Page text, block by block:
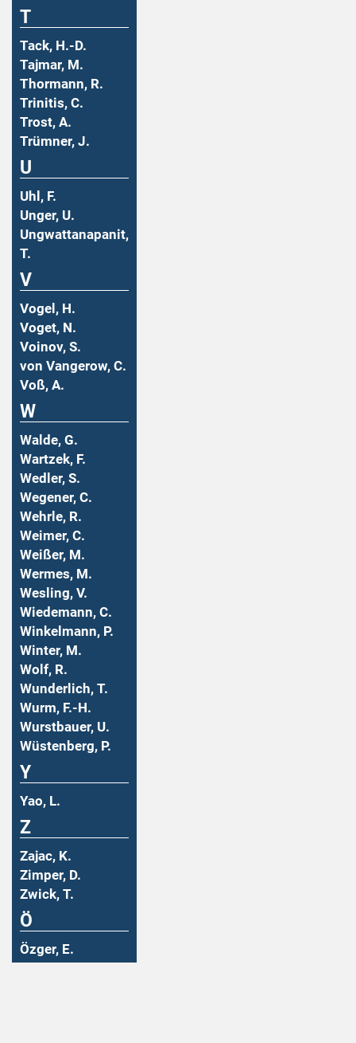
T
Tack, H.-D.
Tajmar, M.
Thormann, R.
Trinitis, C.
Trost, A.
Trümner, J.
U
Uhl, F.
Unger, U.
Ungwattanapanit,
T.
V
Vogel, H.
Voget, N.
Voinov, S.
von Vangerow, C.
Voß, A.
W
Walde, G.
Wartzek, F.
Wedler, S.
Wegener, C.
Wehrle, R.
Weimer, C.
Weißer, M.
Wermes, M.
Wesling, V.
Wiedemann, C.
Winkelmann, P.
Winter, M.
Wolf, R.
Wunderlich, T.
Wurm, F.-H.
Wurstbauer, U.
Wüstenberg, P.
Y
Yao, L.
Z
Zajac, K.
Zimper, D.
Zwick, T.
Ö
Özger, E.